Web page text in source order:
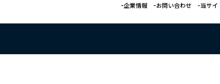
企業情報 お問い合わせ 当サイ